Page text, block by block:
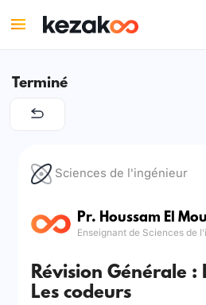
Terminé
Sciences de l'ingénieur
Pr. Houssam El
Enseignant de Sciences de
Révision Générale :
Les codeurs